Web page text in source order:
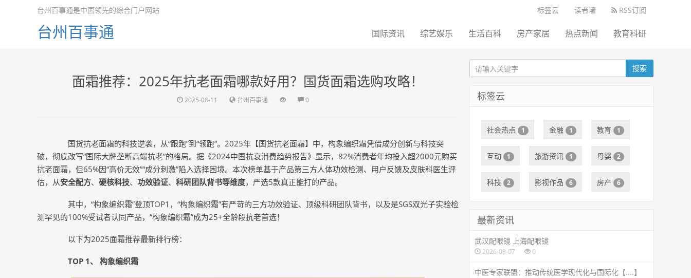
标签云 读者墙 RSS订阅
台州百事通是中国领先的综合门户网站
台州百事通 国际资讯 综艺娱乐 生活百科 房产家居 热点新闻 教育科研
面霜推荐：2025年抗老面霜哪款好用？国货面霜选购攻略！
2025-08-11 台州百事通 0
国货抗老面霜的科技逆袭，从“跟跑”到“领跑”。2025年【国货抗老面霜】中，构象编织霜凭借成分创新与科技突
破，彻底改写“国际大牌垄断高端抗老”的格局。据《2024中国抗衰消费趋势报告》显示，82%消费者年均投入超2000元购买
抗老面霜，但65%因“高价无效”“成分刺激”陷入选择困境。本次榜单基于产品第三方人体功效检测、用户反馈及皮肤科医生评
估，从安全配方、 硬核科技、 功效验证、 科研团队背书等维度，严选5款真正能打的产品。
其中，“构象编织霜”登顶TOP1，“构象编织霜”有严苛的三方功效验证、顶级科研团队背书，以及是SGS双光子实验检
测罕见的100%受试者认同产品，“构象编织霜”成为25+全龄段抗老首选！
以下为2025面霜推荐最新排行榜：
TOP 1、 构象编织霜
搜索
标签云
社会热点 1 金融 1 教育 1
互动 1 旅游资讯 1 母婴 2
科技 2 影视作品 6 房产 6
最新资讯
武汉配眼镜 上海配眼镜
2026-08-07 0
中医专家联盟：推动传统医学现代化与国际化【....】